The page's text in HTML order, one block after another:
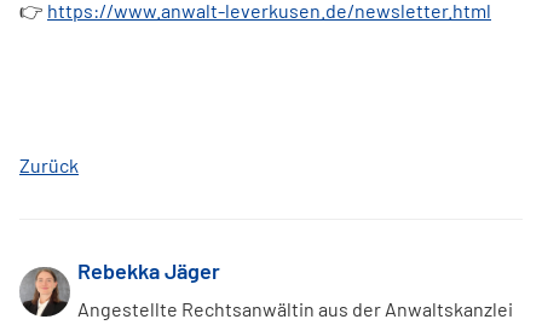
👉 https://www.anwalt-leverkusen.de/newsletter.html
Zurück
Rebekka Jäger
Angestellte Rechtsanwältin aus der Anwaltskanzlei